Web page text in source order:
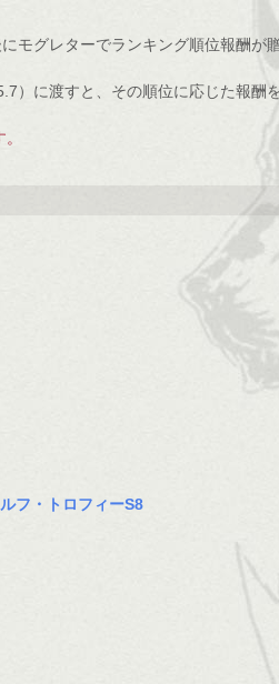
モグレターでランキング順位報酬が
）に渡すと、その順位に応じた報酬
フ・トロフィーS8